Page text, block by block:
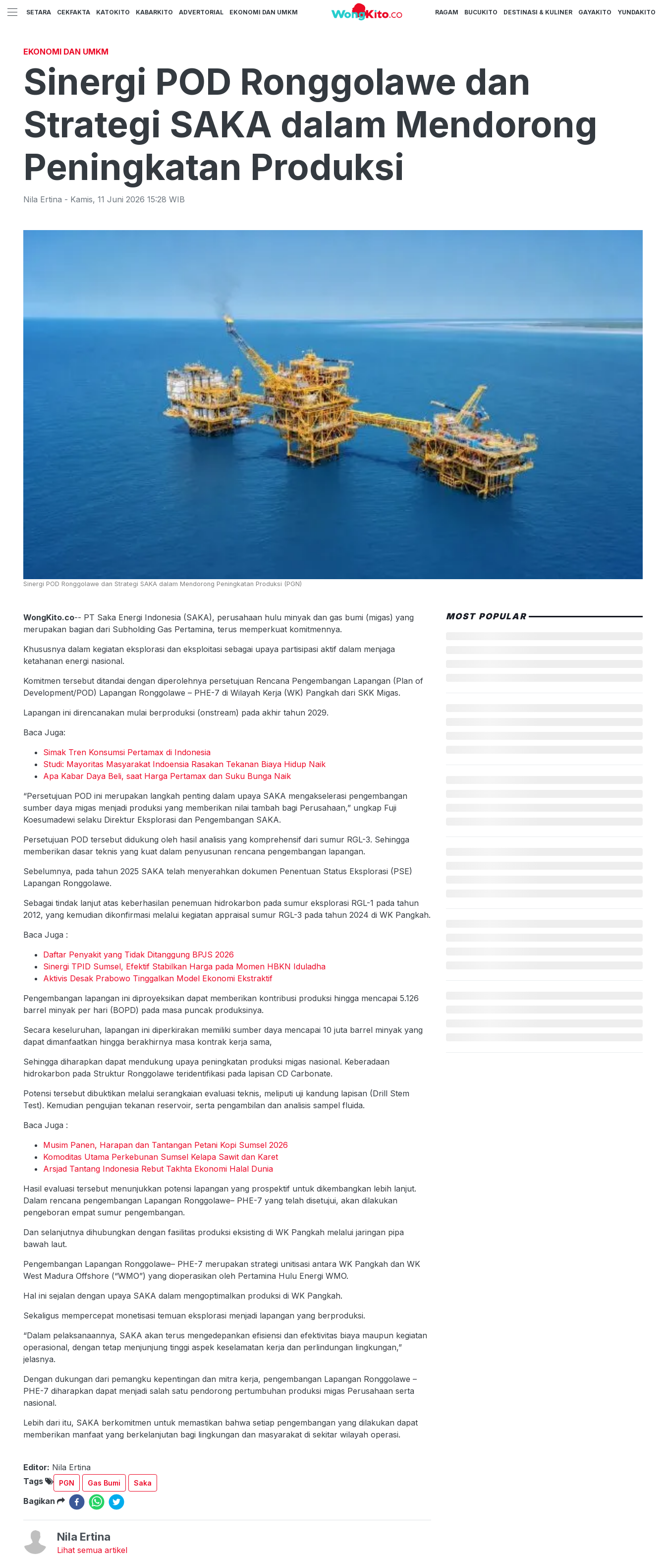
SETARA CEKFAKTA KATOKITO KABARKITO ADVERTORIAL EKONOMI DAN UMKM RAGAM BUCUKITO DESTINASI & KULINER GAYAKITO YUNDAKITO
EKONOMI DAN UMKM
Sinergi POD Ronggolawe dan
Strategi SAKA dalam Mendorong
Peningkatan Produksi
Nila Ertina - Kamis, 11 Juni 2026 15:28 WIB
Sinergi POD Ronggolawe dan Strategi SAKA dalam Mendorong Peningkatan Produksi (PGN)
WongKito.co-- PT Saka Energi Indonesia (SAKA), perusahaan hulu minyak dan gas bumi (migas) yang
merupakan bagian dari Subholding Gas Pertamina, terus memperkuat komitmennya.
Khususnya dalam kegiatan eksplorasi dan eksploitasi sebagai upaya partisipasi aktif dalam menjaga
ketahanan energi nasional.
Komitmen tersebut ditandai dengan diperolehnya persetujuan Rencana Pengembangan Lapangan (Plan of
Development/POD) Lapangan Ronggolawe – PHE-7 di Wilayah Kerja (WK) Pangkah dari SKK Migas.
Lapangan ini direncanakan mulai berproduksi (onstream) pada akhir tahun 2029.
Baca Juga:
Simak Tren Konsumsi Pertamax di Indonesia
Studi: Mayoritas Masyarakat Indoensia Rasakan Tekanan Biaya Hidup Naik
Apa Kabar Daya Beli, saat Harga Pertamax dan Suku Bunga Naik
“Persetujuan POD ini merupakan langkah penting dalam upaya SAKA mengakselerasi pengembangan
sumber daya migas menjadi produksi yang memberikan nilai tambah bagi Perusahaan,” ungkap Fuji
Koesumadewi selaku Direktur Eksplorasi dan Pengembangan SAKA.
Persetujuan POD tersebut didukung oleh hasil analisis yang komprehensif dari sumur RGL-3. Sehingga
memberikan dasar teknis yang kuat dalam penyusunan rencana pengembangan lapangan.
Sebelumnya, pada tahun 2025 SAKA telah menyerahkan dokumen Penentuan Status Eksplorasi (PSE)
Lapangan Ronggolawe.
Sebagai tindak lanjut atas keberhasilan penemuan hidrokarbon pada sumur eksplorasi RGL-1 pada tahun
2012, yang kemudian dikonfirmasi melalui kegiatan appraisal sumur RGL-3 pada tahun 2024 di WK Pangkah.
Baca Juga :
Daftar Penyakit yang Tidak Ditanggung BPJS 2026
Sinergi TPID Sumsel, Efektif Stabilkan Harga pada Momen HBKN Iduladha
Aktivis Desak Prabowo Tinggalkan Model Ekonomi Ekstraktif
Pengembangan lapangan ini diproyeksikan dapat memberikan kontribusi produksi hingga mencapai 5.126
barrel minyak per hari (BOPD) pada masa puncak produksinya.
Secara keseluruhan, lapangan ini diperkirakan memiliki sumber daya mencapai 10 juta barrel minyak yang
dapat dimanfaatkan hingga berakhirnya masa kontrak kerja sama,
Sehingga diharapkan dapat mendukung upaya peningkatan produksi migas nasional. Keberadaan
hidrokarbon pada Struktur Ronggolawe teridentifikasi pada lapisan CD Carbonate.
Potensi tersebut dibuktikan melalui serangkaian evaluasi teknis, meliputi uji kandung lapisan (Drill Stem
Test). Kemudian pengujian tekanan reservoir, serta pengambilan dan analisis sampel fluida.
Baca Juga :
Musim Panen, Harapan dan Tantangan Petani Kopi Sumsel 2026
Komoditas Utama Perkebunan Sumsel Kelapa Sawit dan Karet
Arsjad Tantang Indonesia Rebut Takhta Ekonomi Halal Dunia
Hasil evaluasi tersebut menunjukkan potensi lapangan yang prospektif untuk dikembangkan lebih lanjut.
Dalam rencana pengembangan Lapangan Ronggolawe– PHE-7 yang telah disetujui, akan dilakukan
pengeboran empat sumur pengembangan.
Dan selanjutnya dihubungkan dengan fasilitas produksi eksisting di WK Pangkah melalui jaringan pipa
bawah laut.
Pengembangan Lapangan Ronggolawe– PHE-7 merupakan strategi unitisasi antara WK Pangkah dan WK
West Madura Offshore (“WMO”) yang dioperasikan oleh Pertamina Hulu Energi WMO.
Hal ini sejalan dengan upaya SAKA dalam mengoptimalkan produksi di WK Pangkah.
Sekaligus mempercepat monetisasi temuan eksplorasi menjadi lapangan yang berproduksi.
“Dalam pelaksanaannya, SAKA akan terus mengedepankan efisiensi dan efektivitas biaya maupun kegiatan
operasional, dengan tetap menjunjung tinggi aspek keselamatan kerja dan perlindungan lingkungan,”
jelasnya.
Dengan dukungan dari pemangku kepentingan dan mitra kerja, pengembangan Lapangan Ronggolawe –
PHE-7 diharapkan dapat menjadi salah satu pendorong pertumbuhan produksi migas Perusahaan serta
nasional.
Lebih dari itu, SAKA berkomitmen untuk memastikan bahwa setiap pengembangan yang dilakukan dapat
memberikan manfaat yang berkelanjutan bagi lingkungan dan masyarakat di sekitar wilayah operasi.
Editor: Nila Ertina
Tags
PGN Gas Bumi Saka
Bagikan
Nila Ertina
Lihat semua artikel
MOST POPULAR